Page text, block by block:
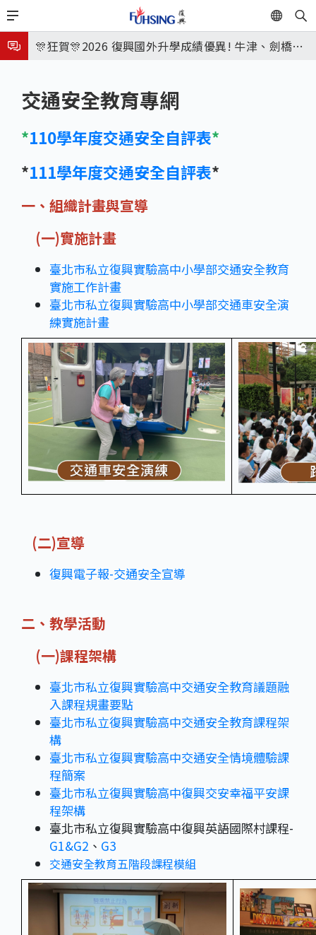
移
至
主
內
EN
🎉🎉🎉狂賀! 12望蘇同學榮錄MIT麻省理工學院，本校
連續兩年錄取世界第一學府！
🎊狂賀🎊2026 復興國外升學成績優異! 牛津、劍橋首
取標準、62%達台大錄取標準。各組合4科60級分9人
🎊
8月3日 分科成績公布
臺北市2026城鎮韌性(防空)演習訂於8月13日(四) 14
連續兩年錄取世界第一學府！
交通安全教育專網
*110學年度交通安全自評表*
*111學年度交通安全自評表*
一、組織計畫與宣導
(一)實施計畫
臺北市私立復興實驗高中小學部交通安全教育
實施工作計畫
臺北市私立復興實驗高中小學部交通車安全演
練實施計畫
(二)宣導
復興電子報-交通安全宣導
二、教學活動
(一)課程架構
臺北市私立復興實驗高中交通安全教育議題融
入課程規畫要點
臺北市私立復興實驗高中交通安全教育課程架
構
臺北市私立復興實驗高中交通安全情境體驗課
程簡案
臺北市私立復興實驗高中復興交安幸福平安課
程架構
臺北市私立復興實驗高中復興英語國際村課程-
G1&G2 、 G3
交通安全教育五階段課程模組